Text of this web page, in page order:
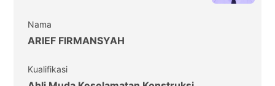
Nama
ARIEF FIRMANSYAH
Kualifikasi